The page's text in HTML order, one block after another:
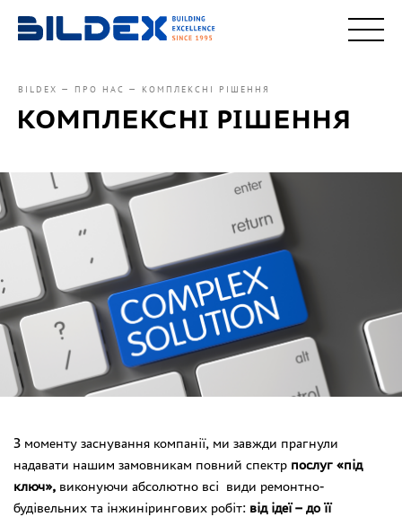
BILDEX ПРО НАС КОМПЛЕКСНІ РІШЕННЯ
КОМПЛЕКСНІ РІШЕННЯ
З моменту заснування компанії, ми завжди прагнули
надавати нашим замовникам повний спектр послуг «під
ключ», виконуючи абсолютно всі види ремонтно-
будівельних та інжинірингових робіт: від ідеї – до її